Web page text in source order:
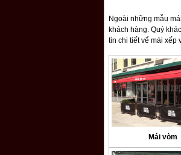
Ngoài những mẫu
khách hàng. Quý
tin chi tiết vể mái xếp
Mái vòm